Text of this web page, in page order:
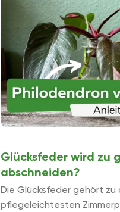
die hier vorgestellt
Glücksfeder wird zu
abschneiden?
Die Glücksfeder gehört zu
pflegeleichtesten